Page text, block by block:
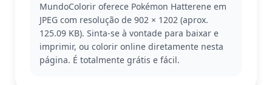
conhecido por sua natureza calma e poderes
psíquicos impressionantes. Parte da franquia
Pokémon, ele encanta os fãs com sua aparência
mística e habilidades. Se você gosta de Hatterene,
pode também gostar de colorir outros Pokémon
MundoColorir oferece Pokémon Hatterene em
JPEG com resolução de 902 × 1202 (aprox.
125.09 KB). Sinta-se à vontade para baixar e
imprimir, ou colorir online diretamente nesta
página. É totalmente grátis e fácil.